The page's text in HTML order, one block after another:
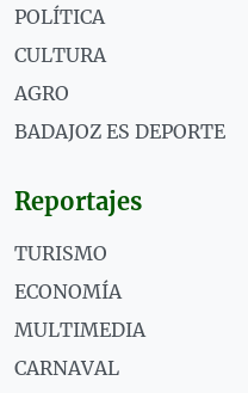
POLÍTICA
CULTURA
AGRO
BADAJOZ ES DEPORTE
Reportajes
TURISMO
ECONOMÍA
MULTIMEDIA
CARNAVAL